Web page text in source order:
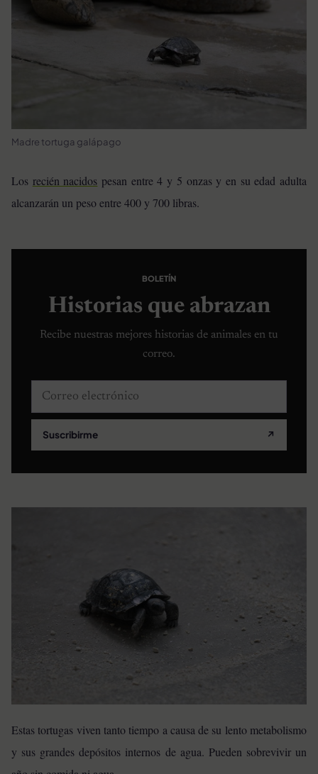
Madre tortuga galápago
Los recién nacidos pesan entre 4 y 5 onzas y en su edad adulta
alcanzarán un peso entre 400 y 700 libras.
BOLETÍN
Historias que abrazan
Recibe nuestras mejores historias de animales en tu
correo.
Correo electrónico
Suscribirme ↗
Estas tortugas viven tanto tiempo a causa de su lento metabolismo
y sus grandes depósitos internos de agua. Pueden sobrevivir un